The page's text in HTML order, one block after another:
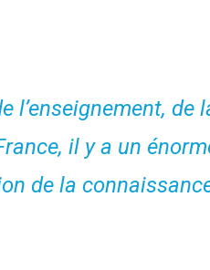
l’enseignement, de
il y a un
de la